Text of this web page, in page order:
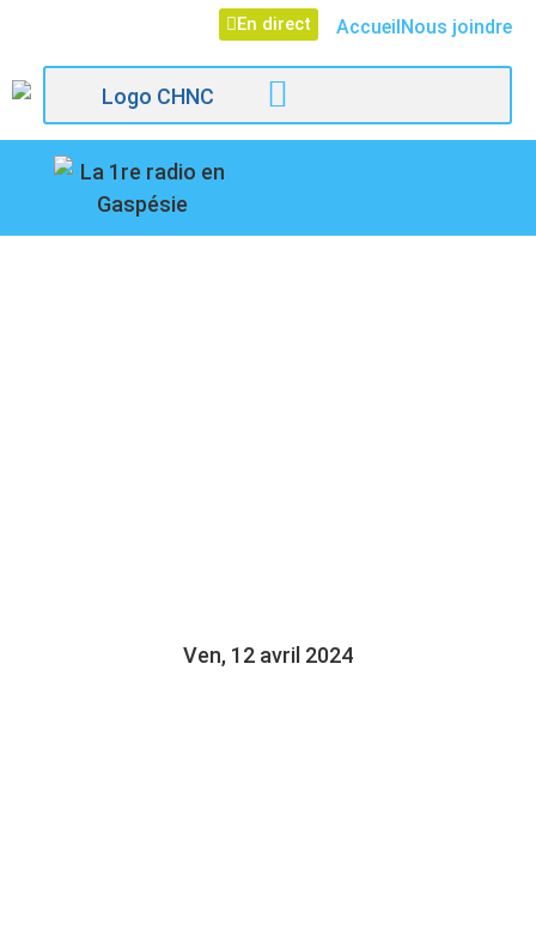
En direct AccueilNous joindre
Ven, 12 avril 2024